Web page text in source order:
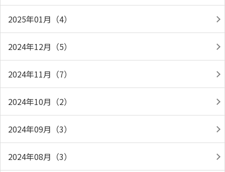
2025年01月（4）
2024年12月（5）
2024年11月（7）
2024年10月（2）
2024年09月（3）
2024年08月（3）